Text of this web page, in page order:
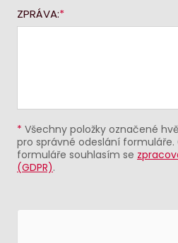
ZPRÁVA:
* Všechny položky označené
pro správné odeslání
formuláře souhlasím se
(GDPR).